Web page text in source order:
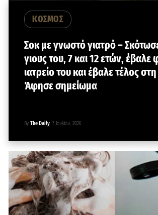
ΚΟΣΜΟΣ
Σοκ με γνωστό γιατρό –
γιους του, 7 και 12 ετών, έβαλε
ιατρείο του και έβαλε τέλος
Άφησε σημείωμα
By The Daily 7 Ιουλίου, 2026